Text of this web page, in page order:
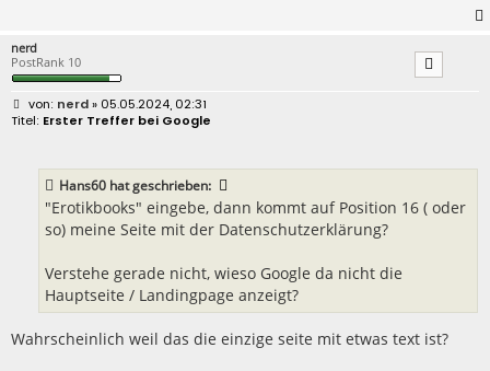
nerd
PostRank 10
B
e
nerd» 05.05.2024, 02:31
Erster Treffer bei Google
Hans60 hat geschrieben:
"Erotikbooks" eingebe, dann kommt auf Position 16 ( oder
so) meine Seite mit der Datenschutzerklärung?
Verstehe gerade nicht, wieso Google da nicht die
Hauptseite / Landingpage anzeigt?
Wahrscheinlich weil das die einzige seite mit etwas text ist?